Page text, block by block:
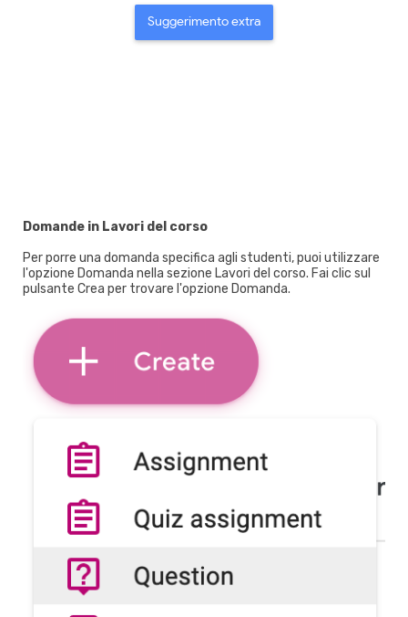
Suggerimento extra
Domande in Lavori del corso
Per porre una domanda specifica agli studenti, puoi utilizzare
l'opzione Domanda nella sezione Lavori del corso. Fai clic sul
pulsante Crea per trovare l'opzione Domanda.